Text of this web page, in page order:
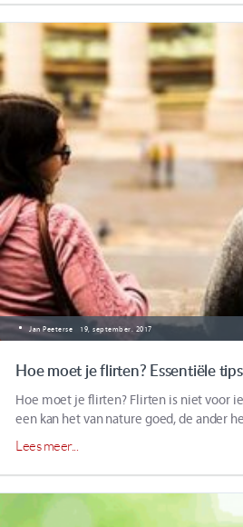
Jan Peeterse 19, september. 2017
Hoe moet je flirten? Essentiële
Hoe moet je flirten? Flirten is niet voor
een kan het van nature goed, de ander
Lees meer...